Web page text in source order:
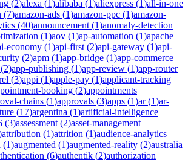
(2)alexa (1)alibaba (1)aliexpress (1)all-in-one
(7)amazon-ads (1)amazon-ppc (1)amazon-
(40)announcement (1)anomaly-detection
(1)aov (1)ap-automation (1)apache
economy (1)api-first (2)api-gateway (1)api-
(2)apm (1)app-bridge (1)app-commerce
(2)app-publishing (1)app-review (1)app-router
(3)appi (1)apple-pay (1)applicant-tracking
booking (2)appointments
chains (1)approvals (3)apps (1)ar(1)ar-
(17)argentina (1)artificial-intelligence
(3)assessment (2)asset-management
attribution (1)attrition (1)audience-analytics
(1)augmented (1)augmented-reality (2)australia
(6)authentik (2)authorization